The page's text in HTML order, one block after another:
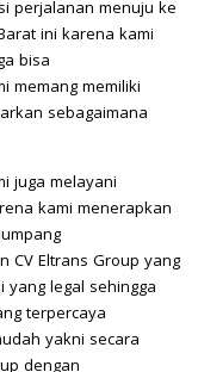
perjalanan menuju ke
ini karena kami
bisa
memang memiliki
sebagaimana
juga melayani
kami menerapkan
CV Eltrans Group yang
legal sehingga
terpercaya
yakni secara